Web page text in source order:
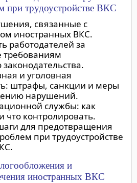
при трудоустройстве ВКС
связанные с
иностранных ВКС.
работодателей за
требованиям
и уголовная
штрафы, санкции и меры
нарушений.
службы: как
что контролировать.
для предотвращения
при трудоустройстве
и
иностранных ВКС